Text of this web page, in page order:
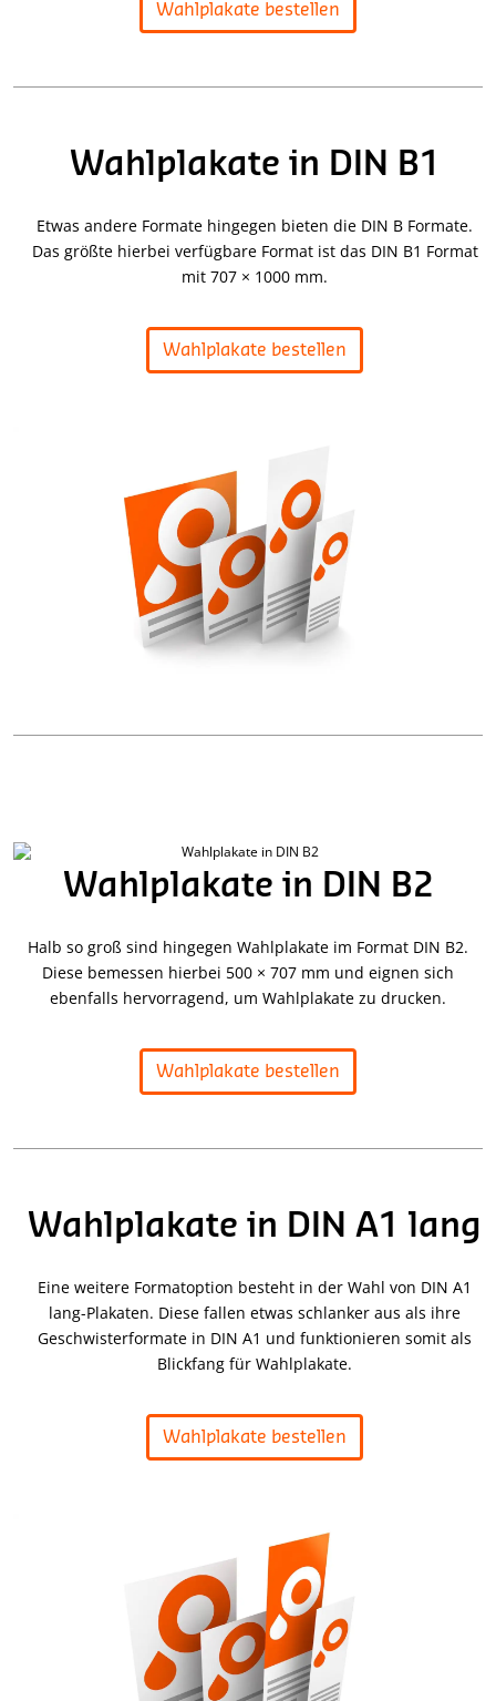
Wahlplakate bestellen
Wahlplakate in DIN B1
Etwas andere Formate hingegen bieten die DIN B Formate.
Das größte hierbei verfügbare Format ist das DIN B1 Format
mit 707 × 1000 mm.
Wahlplakate bestellen
Wahlplakate in DIN B2
Halb so groß sind hingegen Wahlplakate im Format DIN B2.
Diese bemessen hierbei 500 × 707 mm und eignen sich
ebenfalls hervorragend, um Wahlplakate zu drucken.
Wahlplakate bestellen
Wahlplakate in DIN A1 lang
Eine weitere Formatoption besteht in der Wahl von DIN A1
lang-Plakaten. Diese fallen etwas schlanker aus als ihre
Geschwisterformate in DIN A1 und funktionieren somit als
Blickfang für Wahlplakate.
Wahlplakate bestellen